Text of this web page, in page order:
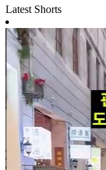
Latest Shorts